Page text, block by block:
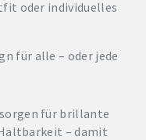
oder individuelles
für alle – oder jede
für brillante
– damit